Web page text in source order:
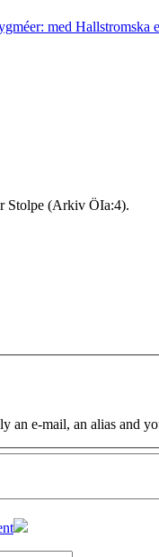
med
Stolpe (Arkiv ÖIa:4).
an e-mail, an alias and